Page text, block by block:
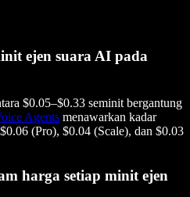
ejen suara AI pada
$0.05–$0.33 seminit bergantung
Agents menawarkan kadar
(Pro), $0.04 (Scale), dan $0.03
harga setiap minit ejen